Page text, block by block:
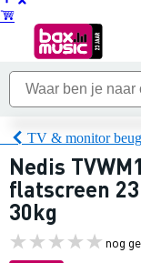
TV & monitor
Nedis
flatscreen
30kg
nog